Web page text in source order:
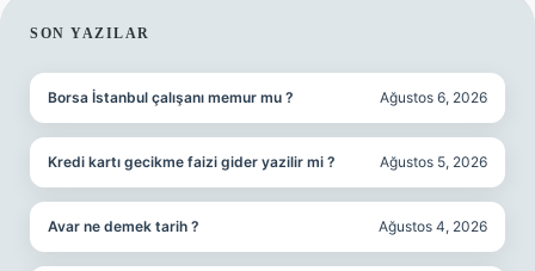
SIDEBAR
SON YAZILAR
Borsa İstanbul çalışanı memur mu ? Ağustos 6, 2026
Kredi kartı gecikme faizi gider yazilir mi ? Ağustos 5, 2026
Avar ne demek tarih ? Ağustos 4, 2026